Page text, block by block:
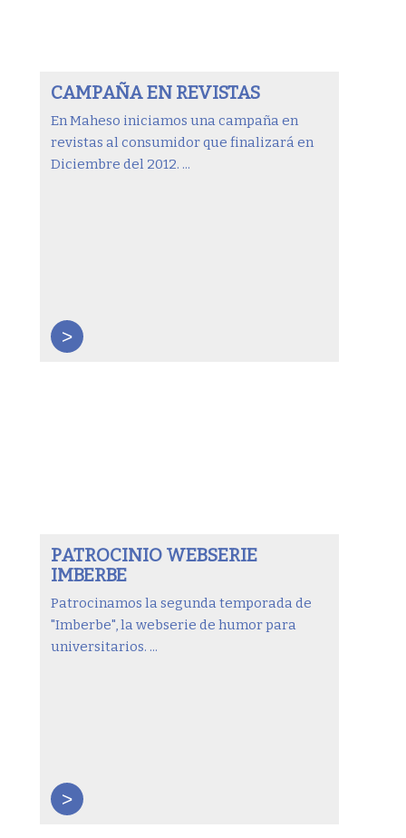
CAMPAÑA EN REVISTAS
En Maheso iniciamos una campaña en
revistas al consumidor que finalizará en
Diciembre del 2012. ...
>
PATROCINIO WEBSERIE
IMBERBE
Patrocinamos la segunda temporada de
"Imberbe", la webserie de humor para
universitarios. ...
>